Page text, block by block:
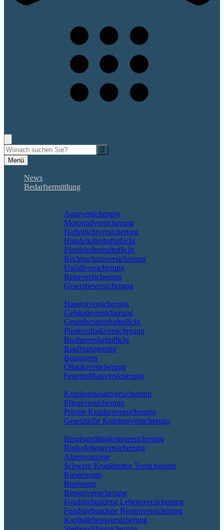
Menü
News
Bedarfsermittlung
Autoversicherung
Motorradversicherung
Haftpflichtversicherung
Hundehalterhaftpflicht
Pferdehalterhaftpflicht
Rechtsschutzversicherung
Unfallversicherung
Reiseversicherung
Gewerbeversicherung
Hausratversicherung
Gebäudeversicherung
Grundbesitzerhaftpflicht
Photovoltaikversicherung
Bauherrenhaftpflicht
Baufinanzierung
Bausparen
Öltankversicherung
Feuerrohbauversicherung
Krankenzusatzversicherung
Pflegeversicherung
Private Krankenversicherung
Gesetzliche Krankenversicherung
Berufs­unfähigkeitsversicherung
Risikolebensversicherung
Altersvorsorge
Schwere Krankheiten Versicherung
Riesterrente
Basisrente
Rentenversicherung
Fondsgebundene Lebensversicherung
Fondsgebundene Rentenversicherung
Kapitallebensversicherung